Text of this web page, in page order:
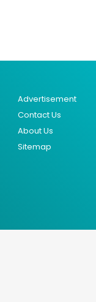
Advertisement
Contact Us
About Us
Sitemap